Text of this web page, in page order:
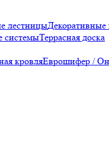
лестницыДекоративные
системыТеррасная доска
кровляЕврошифер /